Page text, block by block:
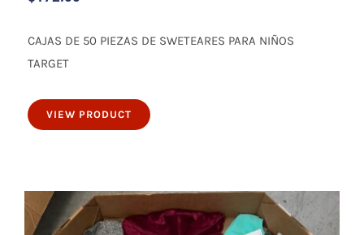
CAJAS DE 50 PIEZAS DE SWETEARES PARA NIÑOS
TARGET
VIEW PRODUCT